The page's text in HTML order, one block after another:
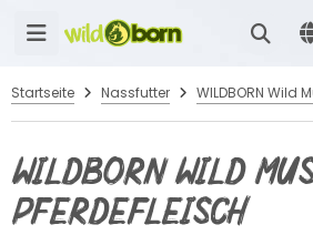
Startseite Nassfutter
WILDBORN Wild
Pferdefleisch